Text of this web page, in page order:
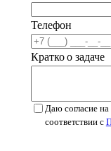
Телефон
Кратко о задаче
Даю согласие
соответствии с